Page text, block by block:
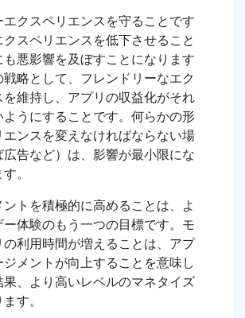
クスペリエンスを守ることです
スペリエンスを低下させること
も悪影響を及ぼすことになります
略として、フレンドリーなエク
を維持し、アプリの収益化がそれ
ようにすることです。何らかの形
エンスを変えなければならない場
告など）は、影響が最小限にな
。
トを積極的に高めることは、よ
ー体験のもう一つの目標です。モ
利用時間が増えることは、アプ
ジメントが向上することを意味し
果、より高いレベルのマネタイズ
す。